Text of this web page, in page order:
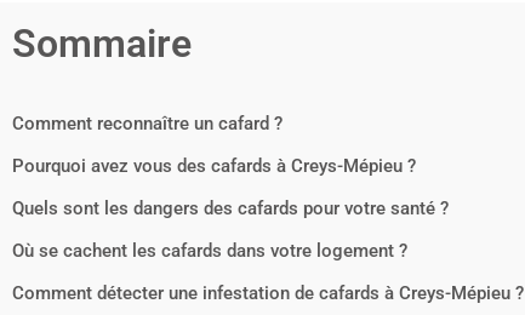
Sommaire
Comment reconnaître un cafard ?
Pourquoi avez vous des cafards à Creys-Mépieu ?
Quels sont les dangers des cafards pour votre santé ?
Où se cachent les cafards dans votre logement ?
Comment détecter une infestation de cafards à Creys-Mépieu ?